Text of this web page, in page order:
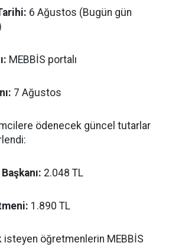
6 Ağustos (Bugün gün
MEBBİS portalı
7 Ağustos
ödenecek güncel tutarlar
2.048 TL
1.890 TL
isteyen öğretmenlerin MEBBİS